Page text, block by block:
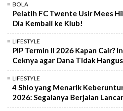
BOLA
Pelatih FC Twente Usir Mees
Dia Kembali ke Klub!
LIFESTYLE
PIP Termin II 2026 Kapan Cair?
Ceknya agar Dana Tidak
LIFESTYLE
4 Shio yang Menarik
2026: Segalanya Berjalan Lancar